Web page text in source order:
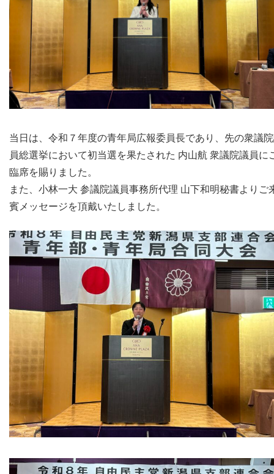
当日は、令和７年度の青年局広報委員長であり、先の衆議
員総選挙において初当選を果たされた 内山航 衆議院議員に
臨席を賜りました。
また、小林一大 参議院議員事務所代理 山下和明秘書よりご
賓メッセージを頂戴いたしました。